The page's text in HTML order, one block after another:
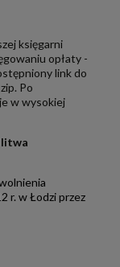
księgarni
opłaty -
link do
Po
w wysokiej
r. w Łodzi przez